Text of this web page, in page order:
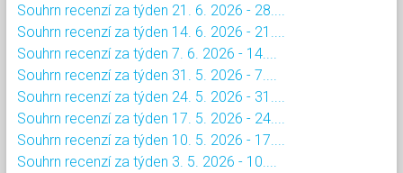
Souhrn recenzí za týden 21. 6. 2026 - 28....
Souhrn recenzí za týden 14. 6. 2026 - 21....
Souhrn recenzí za týden 7. 6. 2026 - 14....
Souhrn recenzí za týden 31. 5. 2026 - 7....
Souhrn recenzí za týden 24. 5. 2026 - 31....
Souhrn recenzí za týden 17. 5. 2026 - 24....
Souhrn recenzí za týden 10. 5. 2026 - 17....
Souhrn recenzí za týden 3. 5. 2026 - 10....